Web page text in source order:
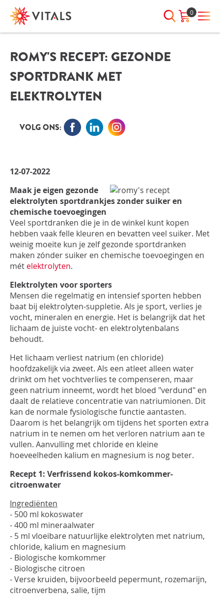
0
HEB JE VRAGEN?
We staan elke dag voor je klaar!
helpen, neem dan contact met
075-6476050
INLOGGEN
Blijf ingelogd
INLOGGEN
ROMY'S RECEPT: GEZONDE
SPORTDRANK MET
ELEKTROLYTEN
VOLG ONS:
12-07-2022
Maak je eigen gezonde
elektrolyten sportdrankjes zonder suiker en
chemische toevoegingen
Veel sportdranken die je in de winkel kunt kopen
hebben vaak felle kleuren en bevatten veel suiker. Met
weinig moeite kun je zelf gezonde sportdranken
maken zónder suiker en chemische toevoegingen en
mét elektrolyten.
Elektrolyten voor sporters
Mensen die regelmatig en intensief sporten hebben
baat bij elektrolyten-suppletie. Als je sport, verlies je
vocht, mineralen en energie. Het is belangrijk dat het
lichaam de juiste vocht- en elektrolytenbalans
behoudt.
Het lichaam verliest natrium (en chloride)
hoofdzakelijk via zweet. Als een atleet alleen water
drinkt om het vochtverlies te compenseren, maar
geen natrium inneemt, wordt het bloed "verdund" en
daalt de relatieve concentratie van natriumionen. Dit
kan de normale fysiologische functie aantasten.
Daarom is het belangrijk om tijdens het sporten extra
natrium in te nemen om het verloren natrium aan te
vullen. Aanvulling met chloride en kleine
hoeveelheden kalium en magnesium is nog beter.
Recept 1: Verfrissend kokos-komkommer-
citroenwater
Ingrediënten
- 500 ml kokoswater
- 400 ml mineraalwater
- 5 ml vloeibare natuurlijke elektrolyten met natrium,
chloride, kalium en magnesium
- Biologische komkommer
- Biologische citroen
- Verse kruiden, bijvoorbeeld pepermunt, rozemarijn,
citroenverbena, salie, tijm